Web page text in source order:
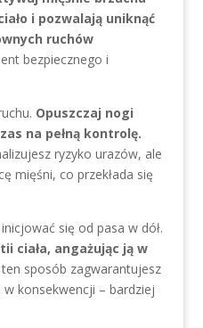
i pozwalają uniknąć
ruchów
bezpiecznego i
Opuszczaj nogi
na pełną kontrolę.
ryzyko urazów, ale
mięśni, co przekłada się
się od pasa w dół.
ciała, angażując ją w
sposób zagwarantujesz
konsekwencji – bardziej